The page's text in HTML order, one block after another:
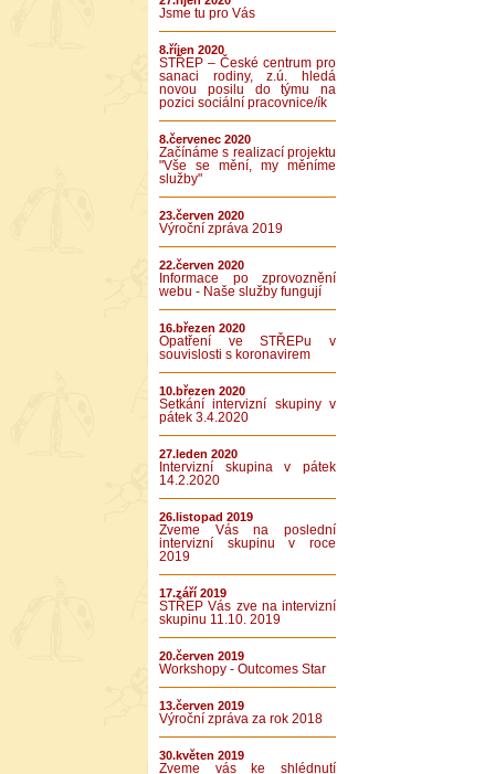
Jsme tu pro Vás
8.říjen 2020
STŘEP – České centrum pro
sanaci rodiny, z.ú. hledá
novou posilu do týmu na
pozici sociální pracovnice/ík
8.červenec 2020
Začínáme s realizací projektu
"Vše se mění, my měníme
služby"
23.červen 2020
Výroční zpráva 2019
22.červen 2020
Informace po zprovoznění
webu - Naše služby fungují
16.březen 2020
Opatření ve STŘEPu v
souvislosti s koronavirem
10.březen 2020
Setkání intervizní skupiny v
pátek 3.4.2020
27.leden 2020
Intervizní skupina v pátek
14.2.2020
26.listopad 2019
Zveme Vás na poslední
intervizní skupinu v roce
2019
17.září 2019
STŘEP Vás zve na intervizní
skupinu 11.10. 2019
20.červen 2019
Workshopy - Outcomes Star
13.červen 2019
Výroční zpráva za rok 2018
30.květen 2019
Zveme vás ke shlédnutí